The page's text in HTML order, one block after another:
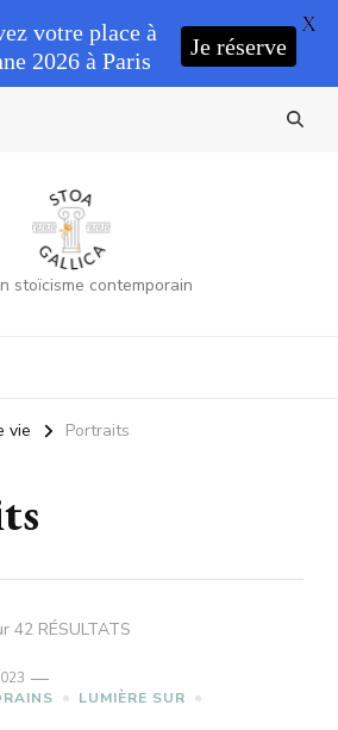
stoïcisme contemporain
vie Portraits
42 RÉSULTATS
LUMIÈRE SUR
votre place à
2026 à Paris
Je réserve
X